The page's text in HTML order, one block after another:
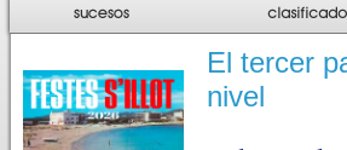
El tercer
nivel